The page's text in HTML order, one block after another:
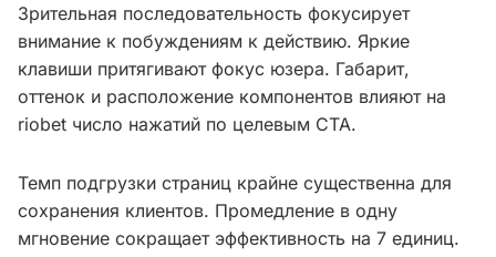
Зрительная последовательность фокусирует
внимание к побуждениям к действию. Яркие
клавиши притягивают фокус юзера. Габарит,
оттенок и расположение компонентов влияют на
riobet число нажатий по целевым CTA.
Темп подгрузки страниц крайне существенна для
сохранения клиентов. Промедление в одну
мгновение сокращает эффективность на 7 единиц.